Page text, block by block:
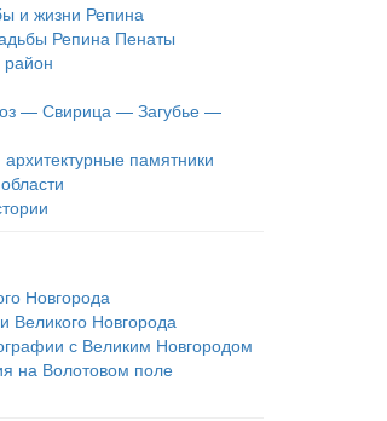
и жизни Репина
Репина Пенаты
район
— Свирица — Загубье —
памятники
Новгорода
Великого Новгорода
с Великим Новгородом
на Волотовом поле